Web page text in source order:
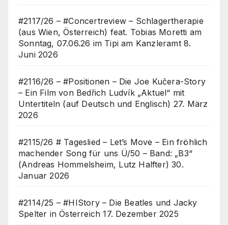
#2117/26 – #Concertreview – Schlagertherapie
(aus Wien, Österreich) feat. Tobias Moretti am
Sonntag, 07.06.26 im Tipi am Kanzleramt 8.
Juni 2026
#2116/26 – #Positionen – Die Joe Kučera-Story
– Ein Film von Bedřich Ludvík „Aktuel“ mit
Untertiteln (auf Deutsch und Englisch) 27. März
2026
#2115/26 # Tageslied – Let’s Move – Ein fröhlich
machender Song für uns Ü/50 – Band: „B3“
(Andreas Hommelsheim, Lutz Halfter) 30.
Januar 2026
#2114/25 – #HIStory – Die Beatles und Jacky
Spelter in Österreich 17. Dezember 2025